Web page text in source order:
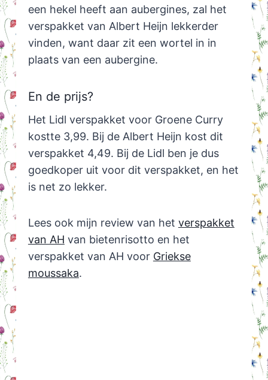
een hekel heeft aan aubergines, zal het
verspakket van Albert Heijn lekkerder
vinden, want daar zit een wortel in in
plaats van een aubergine.
En de prijs?
Het Lidl verspakket voor Groene Curry
kostte 3,99. Bij de Albert Heijn kost dit
verspakket 4,49. Bij de Lidl ben je dus
goedkoper uit voor dit verspakket, en het
is net zo lekker.
Lees ook mijn review van het verspakket
van AH van bietenrisotto en het
verspakket van AH voor Griekse
moussaka.